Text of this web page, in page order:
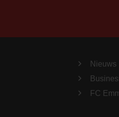
Nieuws
FC